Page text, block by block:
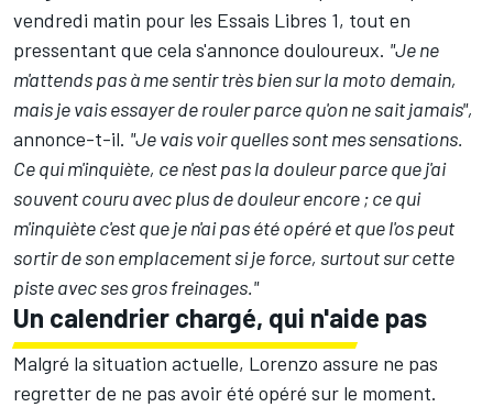
vendredi matin pour les Essais Libres 1, tout en
pressentant que cela s'annonce douloureux. "Je ne
m'attends pas à me sentir très bien sur la moto demain,
mais je vais essayer de rouler parce qu'on ne sait jamais",
annonce-t-il. "Je vais voir quelles sont mes sensations.
Ce qui m'inquiète, ce n'est pas la douleur parce que j'ai
souvent couru avec plus de douleur encore ; ce qui
m'inquiète c'est que je n'ai pas été opéré et que l'os peut
sortir de son emplacement si je force, surtout sur cette
piste avec ses gros freinages."
Un calendrier chargé, qui n'aide pas
Malgré la situation actuelle, Lorenzo assure ne pas
regretter de ne pas avoir été opéré sur le moment.